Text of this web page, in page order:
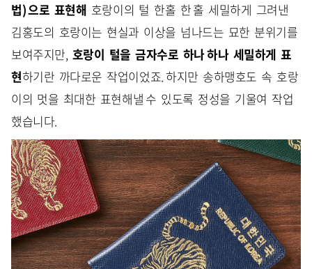
법) 으로 표현해 호랑이의 털 한홀 한 홀 세밀하게 그려낸
김홍도의 호랑이는 현실과 이상을 넘나드는 묘한 분위기를
보여주지만, 호랑이 털을 금자수로 하나 하나 세밀하게 표
현하기란 까다로운 작업이었죠. 하지만 송하맹호도 속 호랑
이의 멋을 최대한 표현해낼 수 있도록 정성을 기울여 작업
했습니다.